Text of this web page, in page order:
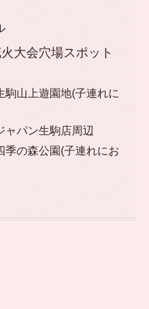
大会穴場スポット
山上遊園地(子連れに
パン生駒店周辺
の森公園(子連れにお